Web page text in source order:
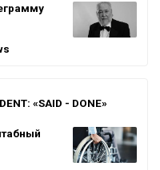
«SAID - DONE»